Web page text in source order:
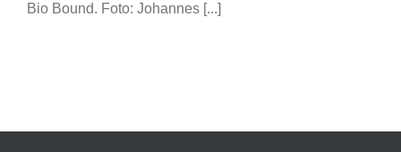
Bio Bound. Foto: Johannes [...]